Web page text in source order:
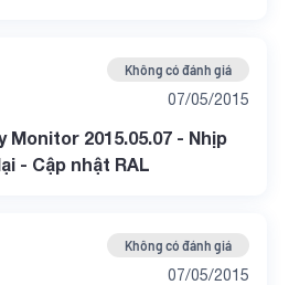
Không có đánh giá
07/05/2015
Monitor 2015.05.07 - Nhịp
- Cập nhật RAL
Không có đánh giá
07/05/2015